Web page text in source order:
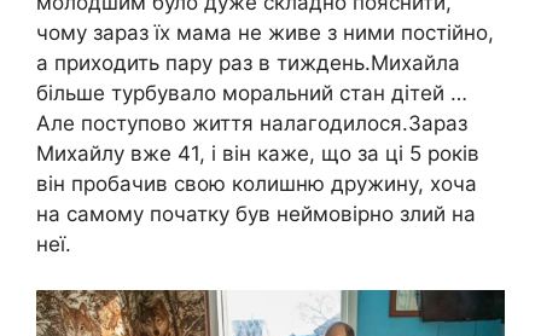
чому зараз їх мама не живе з ними постійно,
а приходить пару раз в тиждень.Михайла
більше турбувало моральний стан дітей …
Але поступово життя налагодилося.Зараз
Михайлу вже 41, і він каже, що за ці 5 років
він пробачив свою колишню дружину, хоча
на самому початку був неймовірно злий на
неї.